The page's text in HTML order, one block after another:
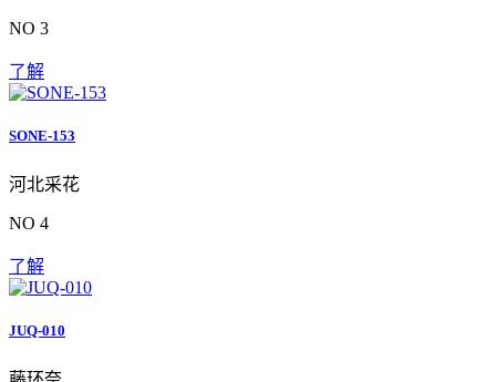
NO 3
了解
SONE-153
河北采花
NO 4
了解
JUQ-010